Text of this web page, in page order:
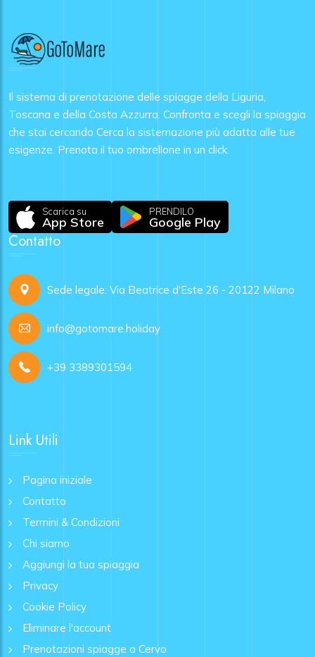
Il sistema di prenotazione delle spiagge della Liguria,
Toscana e della Costa Azzurra. Confronta e scegli la spiaggia
che stai cercando Cerca la sistemazione più adatta alle tue
esigenze. Prenota il tuo ombrellone in un click.
Scarica su
App Store
PRENDILO
Google Play
Contatto
Sede legale: Via Beatrice d'Este 26 - 20122 Milano
info@gotomare.holiday
+39 3389301594
Link Utili
Pagina iniziale
Contatto
Termini & Condizioni
Chi siamo
Aggiungi la tua spiaggia
Privacy
Cookie Policy
Eliminare l'account
Prenotazioni spiagge a Cervo